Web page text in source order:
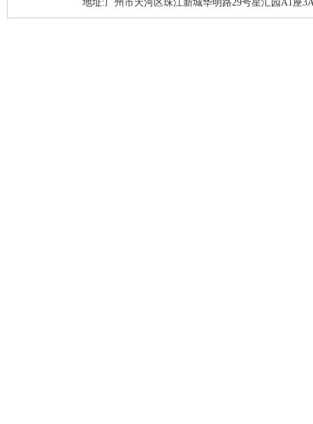
地址:广州市天河区珠江新城华明路29号星汇园A1座